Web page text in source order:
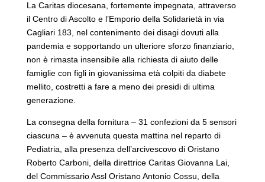
La Caritas diocesana, fortemente impegnata, attraverso
il Centro di Ascolto e l’Emporio della Solidarietà in via
Cagliari 183, nel contenimento dei disagi dovuti alla
pandemia e sopportando un ulteriore sforzo finanziario,
non è rimasta insensibile alla richiesta di aiuto delle
famiglie con figli in giovanissima età colpiti da diabete
mellito, costretti a fare a meno dei presidi di ultima
generazione.
La consegna della fornitura – 31 confezioni da 5 sensori
ciascuna – è avvenuta questa mattina nel reparto di
Pediatria, alla presenza dell’arcivescovo di Oristano
Roberto Carboni, della direttrice Caritas Giovanna Lai,
del Commissario Assl Oristano Antonio Cossu, della